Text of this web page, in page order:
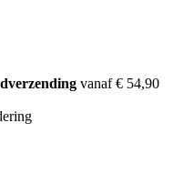
vanaf € 54,90